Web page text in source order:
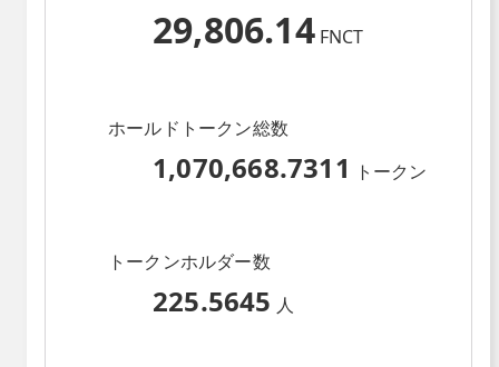
29,806.14 FNCT
ホールドトークン総数
1,070,668.7311 トークン
トークンホルダー数
225.5645 人